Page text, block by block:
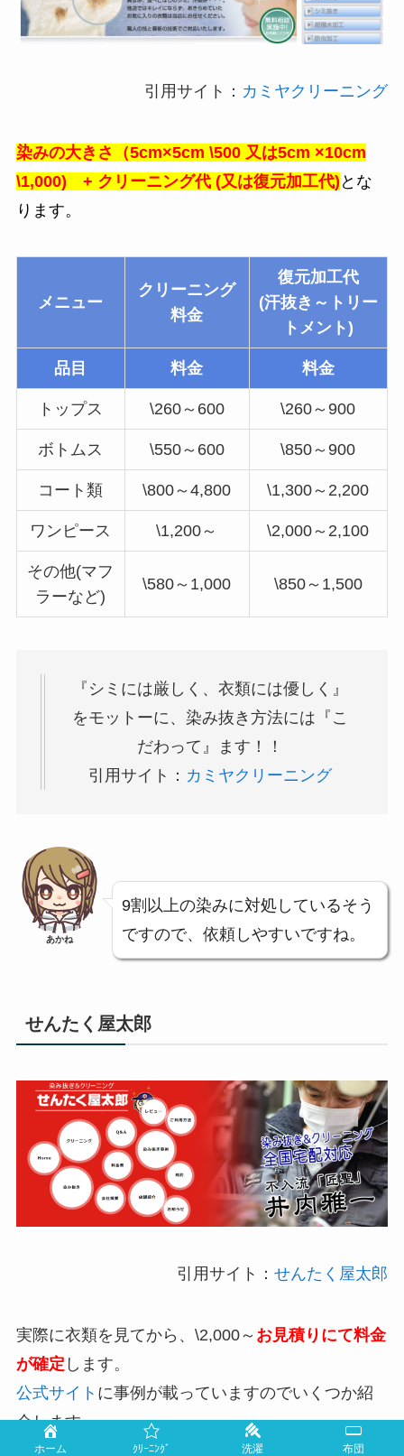
引用サイト： カミヤクリーニング
染みの大きさ（5cm×5cm \500 又は5cm ×10cm
\1,000) + クリーニング代 (又は復元加工代) とな
ります。
メニュー
クリーニング
料金
復元加工代
(汗抜き～トリー
トメント)
品目 料金 料金
トップス \260～600 \260～900
ボトムス \550～600 \850～900
コート類 \800～4,800 \1,300～2,200
ワンピース \1,200～ \2,000～2,100
その他(マフ
ラーなど)
\580～1,000 \850～1,500
『シミには厳しく、衣類には優しく』
をモットーに、染み抜き方法には『こ
だわって』ます！！
引用サイト： カミヤクリーニング
あかね
9割以上の染みに対処しているそう
ですので、依頼しやすいですね。
せんたく屋太郎
引用サイト：せんたく屋太郎
実際に衣類を見てから、\2,000～ お見積りにて料金
が確定 します。
公式サイト に事例が載っていますのでいくつか紹
介します。
ホーム ｸﾘｰﾆﾝｸﾞ 洗濯 布団